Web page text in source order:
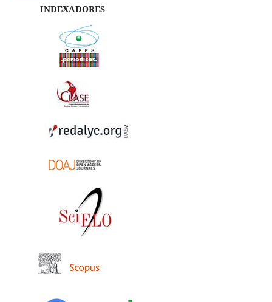
INDEXADORES